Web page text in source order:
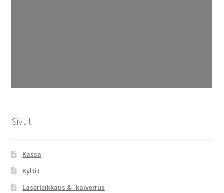
Sivut
Kassa
Kyltit
Laserleikkaus & -kaiverrus